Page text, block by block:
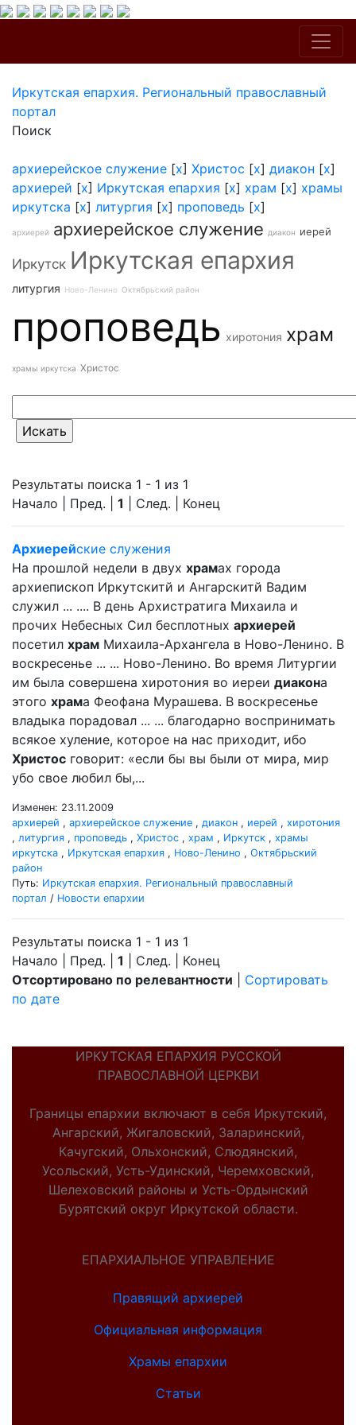
Иркутская епархия. Региональный православный
портал
Поиск
архиерейское служение [x] Христос [x] диакон [x]
архиерей [x] Иркутская епархия [x] храм [x] храмы
иркутска [x] литургия [x] проповедь [x]
архиерей архиерейское служение диакон иерей
Иркутск Иркутская епархия
литургия Ново-Ленино Октябрьский район
проповедь хиротония храм
храмы иркутска Христос
Результаты поиска 1 - 1 из 1
Начало | Пред. | 1 | След. | Конец
Архиерейские служения
На прошлой недели в двух храмах города
архиепископ Иркутскитй и Ангарскитй Вадим
служил ... .... В день Архистратига Михаила и
прочих Небесных Сил бесплотных архиерей
посетил храм Михаила-Архангела в Ново-Ленино. В
воскресенье ... ... Ново-Ленино. Во время Литургии
им была совершена хиротония во иереи диакона
этого храма Феофана Мурашева. В воскресенье
владыка порадовал ... ... благодарно воспринимать
всякое хуление, которое на нас приходит, ибо
Христос говорит: «если бы вы были от мира, мир
убо свое любил бы,...
Изменен: 23.11.2009
архиерей , архиерейское служение , диакон , иерей , хиротония
, литургия , проповедь , Христос , храм , Иркутск , храмы
иркутска , Иркутская епархия , Ново-Ленино , Октябрьский
район
Путь: Иркутская епархия. Региональный православный
портал / Новости епархии
Результаты поиска 1 - 1 из 1
Начало | Пред. | 1 | След. | Конец
Отсортировано по релевантности
Сортировать
по дате
ИРКУТСКАЯ ЕПАРХИЯ РУССКОЙ
ПРАВОСЛАВНОЙ ЦЕРКВИ
Границы епархии включают в себя Иркутский,
Ангарский, Жигаловский, Заларинский,
Качугский, Ольхонский, Слюдянский,
Усольский, Усть-Удинский, Черемховский,
Шелеховский районы и Усть-Ордынский
Бурятский округ Иркутской области.
ЕПАРХИАЛЬНОЕ УПРАВЛЕНИЕ
Правящий архиерей
Официальная информация
Храмы епархии
Статьи